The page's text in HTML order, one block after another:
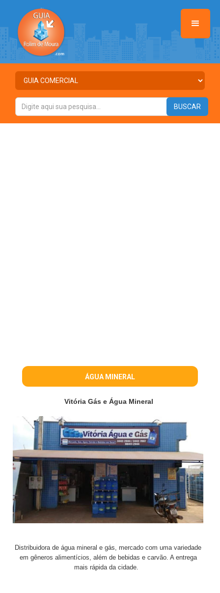
ÁGUA MINERAL
Vitória Gás e Água Mineral
Distribuidora de água mineral e gás, mercado com uma variedade
em gêneros alimentícios, além de bebidas e carvão. A entrega
mais rápida da cidade.